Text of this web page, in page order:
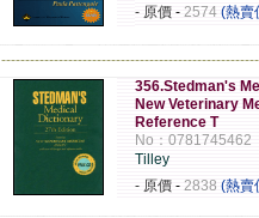
- 原價 - 2574 (熱賣
356.Stedman's
New Veterinary
Reference T
No：0781745462
Tilley
- 原價 - 2838 (熱賣